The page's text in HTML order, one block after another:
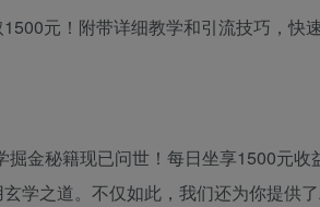
元！附带详细教学和引流技巧，快
金秘籍现已问世！每日坐享1500元
学之道。不仅如此，我们还为你提供